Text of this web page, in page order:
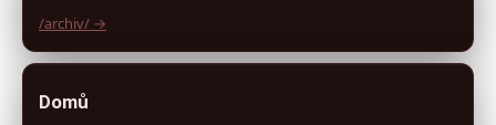
/archiv/ →
Domů